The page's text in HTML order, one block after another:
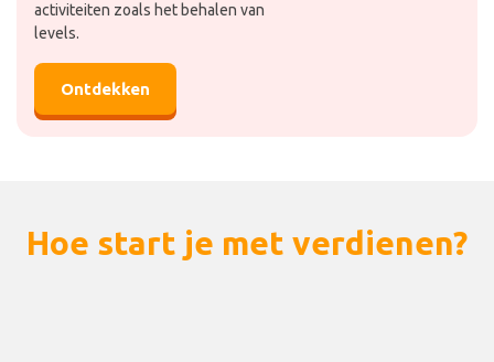
activiteiten zoals het behalen van
levels.
Ontdekken
Hoe start je met verdienen?